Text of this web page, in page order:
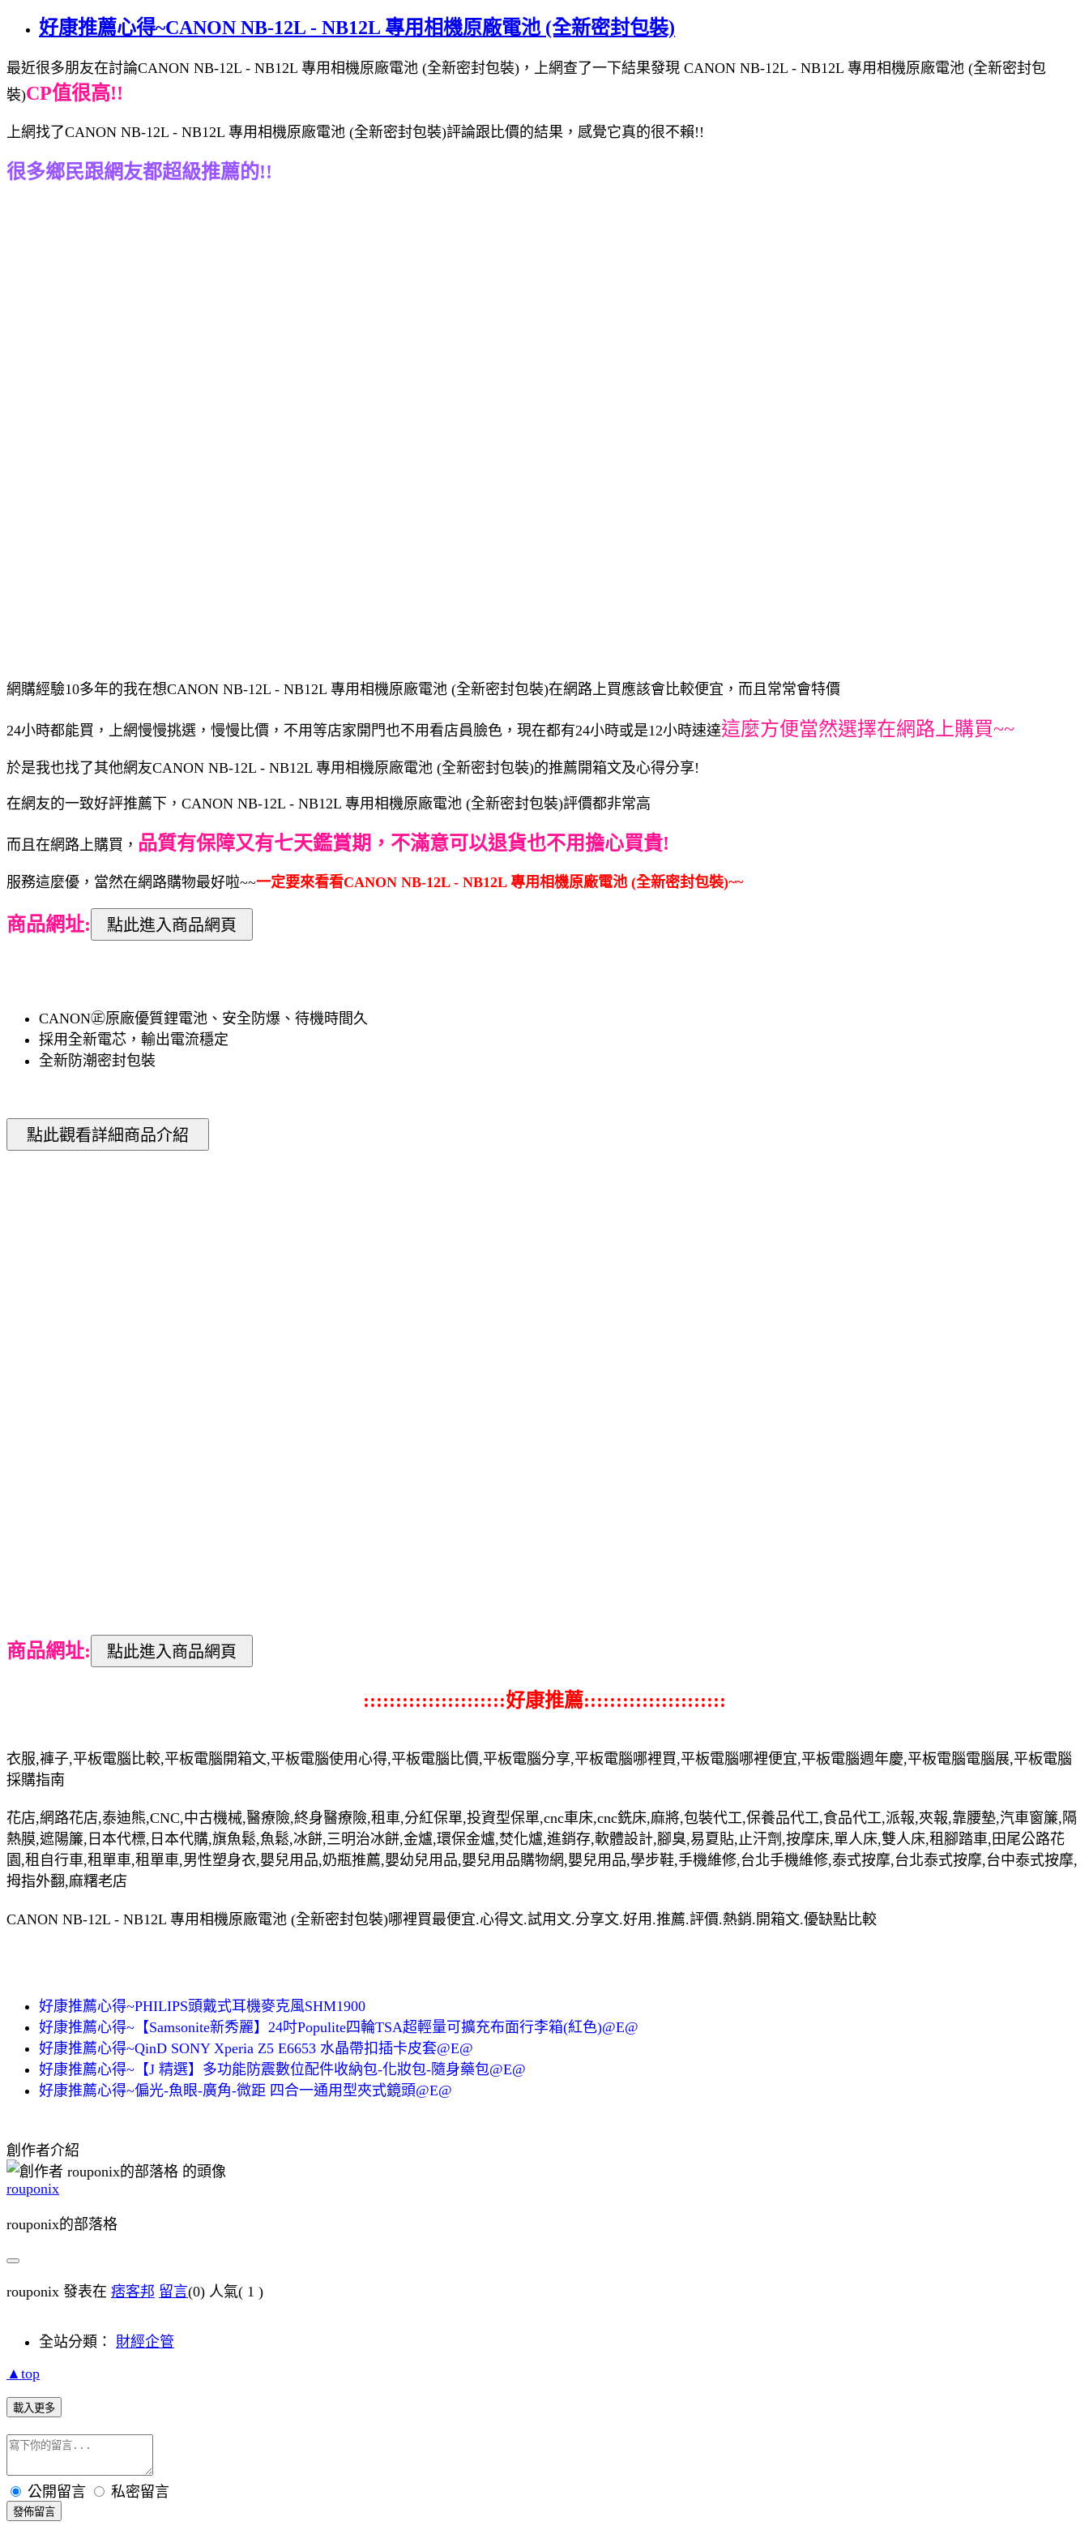
好康推薦心得~CANON NB-12L - NB12L 專用相機原廠電池 (全新密封包裝)
最近很多朋友在討論CANON NB-12L - NB12L 專用相機原廠電池 (全新密封包裝)，上網查了一下結果發現 CANON NB-12L - NB12L 專用相機原廠電池 (全新密封包
裝)CP值很高!!
上網找了CANON NB-12L - NB12L 專用相機原廠電池 (全新密封包裝)評論跟比價的結果，感覺它真的很不賴!!
很多鄉民跟網友都超級推薦的!!
網購經驗10多年的我在想CANON NB-12L - NB12L 專用相機原廠電池 (全新密封包裝)在網路上買應該會比較便宜，而且常常會特價
24小時都能買，上網慢慢挑選，慢慢比價，不用等店家開門也不用看店員臉色，現在都有24小時或是12小時速達這麼方便當然選擇在網路上購買~~
於是我也找了其他網友CANON NB-12L - NB12L 專用相機原廠電池 (全新密封包裝)的推薦開箱文及心得分享!
在網友的一致好評推薦下，CANON NB-12L - NB12L 專用相機原廠電池 (全新密封包裝)評價都非常高
而且在網路上購買， 品質有保障又有七天鑑賞期，不滿意可以退貨也不用擔心買貴!
服務這麼優，當然在網路購物最好啦~~一定要來看看CANON NB-12L - NB12L 專用相機原廠電池 (全新密封包裝)~~
商品網址:
CANON㊣原廠優質鋰電池、安全防爆、待機時間久
採用全新電芯，輸出電流穩定
全新防潮密封包裝
商品網址:
::::::::::::::::::::::好康推薦::::::::::::::::::::::
衣服,褲子,平板電腦比較,平板電腦開箱文,平板電腦使用心得,平板電腦比價,平板電腦分享,平板電腦哪裡買,平板電腦哪裡便宜,平板電腦週年慶,平板電腦電腦展,平板電腦
採購指南
花店,網路花店,泰迪熊,CNC,中古機械,醫療險,終身醫療險,租車,分紅保單,投資型保單,cnc車床,cnc銑床,麻將,包裝代工,保養品代工,食品代工,派報,夾報,靠腰墊,汽車窗簾,隔
熱膜,遮陽簾,日本代標,日本代購,旗魚鬆,魚鬆,冰餅,三明治冰餅,金爐,環保金爐,焚化爐,進銷存,軟體設計,腳臭,易夏貼,止汗劑,按摩床,單人床,雙人床,租腳踏車,田尾公路花
園,租自行車,租單車,租單車,男性塑身衣,嬰兒用品,奶瓶推薦,嬰幼兒用品,嬰兒用品購物網,嬰兒用品,學步鞋,手機維修,台北手機維修,泰式按摩,台北泰式按摩,台中泰式按摩,
拇指外翻,麻糬老店
CANON NB-12L - NB12L 專用相機原廠電池 (全新密封包裝)哪裡買最便宜.心得文.試用文.分享文.好用.推薦.評價.熱銷.開箱文.優缺點比較
好康推薦心得~PHILIPS頭戴式耳機麥克風SHM1900
好康推薦心得~【Samsonite新秀麗】24吋Populite四輪TSA超輕量可擴充布面行李箱(紅色)@E@
好康推薦心得~QinD SONY Xperia Z5 E6653 水晶帶扣插卡皮套@E@
好康推薦心得~【J 精選】多功能防震數位配件收納包-化妝包-隨身藥包@E@
好康推薦心得~偏光-魚眼-廣角-微距 四合一通用型夾式鏡頭@E@
創作者介紹
rouponix
rouponix的部落格
rouponix 發表在 痞客邦 留言(0) 人氣( 1 )
全站分類： 財經企管
▲top
載入更多
公開留言 私密留言
發佈留言